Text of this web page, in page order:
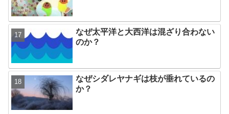
なぜ太平洋と大西洋は混ざり合わない
のか？
なぜシダレヤナギは枝が垂れているの
か？